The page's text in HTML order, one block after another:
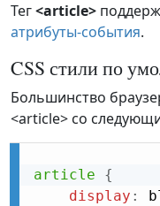
Тег<article>
атрибуты-события.
CSS стили по
Большинство
<article> со
article
{
display :